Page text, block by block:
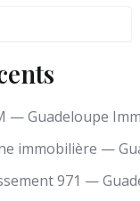
— Guadeloupe
immobilière —
971 —